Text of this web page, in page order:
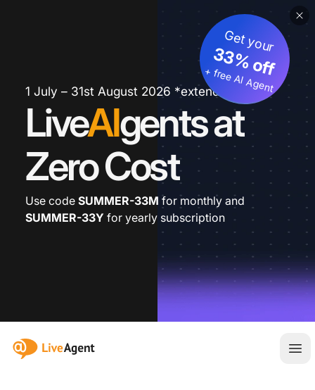
1 July – 31st August 2026 *extended
LiveAIgents at
Zero Cost
Get your
33% off
+ free AI Agent
Use code SUMMER-33M for monthly and
SUMMER-33Y for yearly subscription
:site.title